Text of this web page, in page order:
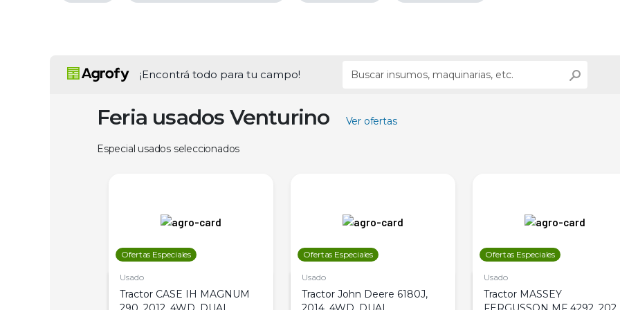
¡Encontrá todo para tu campo!
Feria usados Venturino Ver ofertas
Especial usados seleccionados
Ofertas Especiales
Usado
Tractor CASE IH MAGNUM
Ofertas Especiales
Usado
Tractor John Deere 6180J,
Ofertas Especiales
Usado
Tractor MASSEY